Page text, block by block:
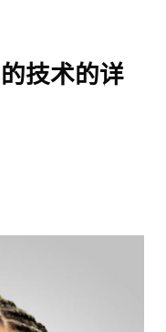
技术的详